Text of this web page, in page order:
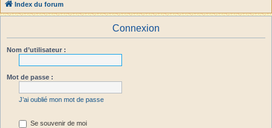
Index du forum
Connexion
Nom d’utilisateur :
Mot de passe :
J’ai oublié mon mot de passe
Se souvenir de moi